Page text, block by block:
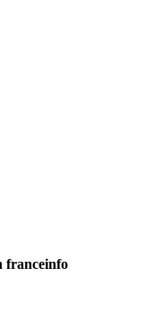
franceinfo